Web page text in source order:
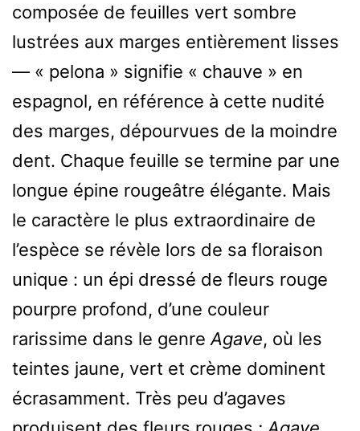
composée de feuilles vert sombre
lustrées aux marges entièrement lisses
— « pelona » signifie « chauve » en
espagnol, en référence à cette nudité
des marges, dépourvues de la moindre
dent. Chaque feuille se termine par une
longue épine rougeâtre élégante. Mais
le caractère le plus extraordinaire de
l’espèce se révèle lors de sa floraison
unique : un épi dressé de fleurs rouge
pourpre profond, d’une couleur
rarissime dans le genre Agave, où les
teintes jaune, vert et crème dominent
écrasamment. Très peu d’agaves